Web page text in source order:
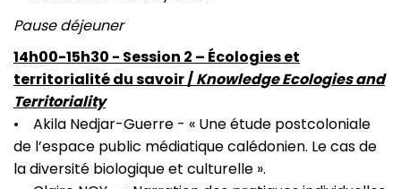
Pause déjeuner
14h00-15h30 - Session 2 – Écologies et
territorialité du savoir /Knowledge Ecologies and
Territoriality
• Akila Nedjar-Guerre - « Une étude postcoloniale
de l’espace public médiatique calédonien. Le cas de
la diversité biologique et culturelle ».